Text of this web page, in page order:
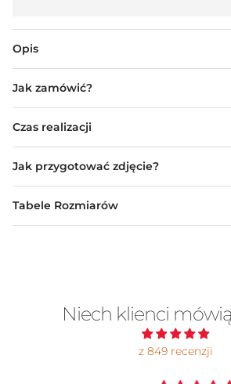
Opis
Jak zamówić?
Czas realizacji
Jak przygotować zdjęcie?
Tabele Rozmiarów
Niech klienci
z 849 recenzji